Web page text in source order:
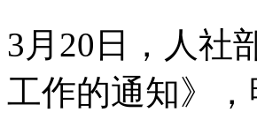
3月20日，人社
工作的通知》